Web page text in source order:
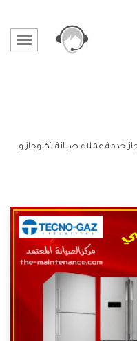
خدمة عملاء صيانة تكنوجاز و